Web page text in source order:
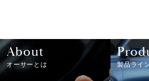
About
オーサーとは 製品ライ